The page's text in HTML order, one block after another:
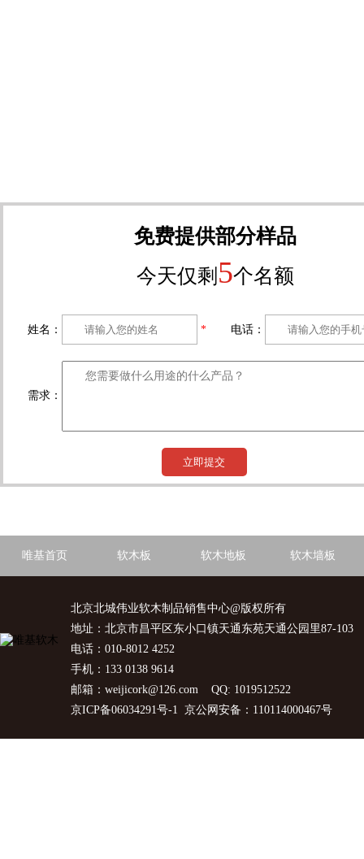
免费提供部分样品
今天仅剩 5个名额
姓名： * 电话：
需求：
立即提交
唯基首页 软木板 软木地板 软木墙板
北京北城伟业软木制品销售中心@版权所有
地址：北京市昌平区东小口镇天通东苑天通公园里87-103
电话：010-8012 4252
手机：133 0138 9614
邮箱：weijicork@126.com QQ: 1019512522
京ICP备06034291号-1 京公网安备：110114000467号